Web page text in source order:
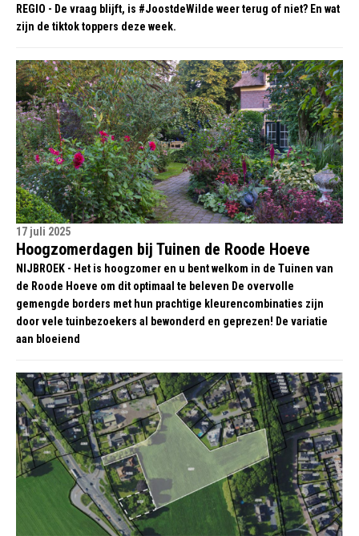
REGIO - De vraag blijft, is #JoostdeWilde weer terug of niet? En wat
zijn de tiktok toppers deze week.
17 juli 2025
Hoogzomerdagen bij Tuinen de Roode Hoeve
NIJBROEK - Het is hoogzomer en u bent welkom in de Tuinen van
de Roode Hoeve om dit optimaal te beleven De overvolle
gemengde borders met hun prachtige kleurencombinaties zijn
door vele tuinbezoekers al bewonderd en geprezen! De variatie
aan bloeiend